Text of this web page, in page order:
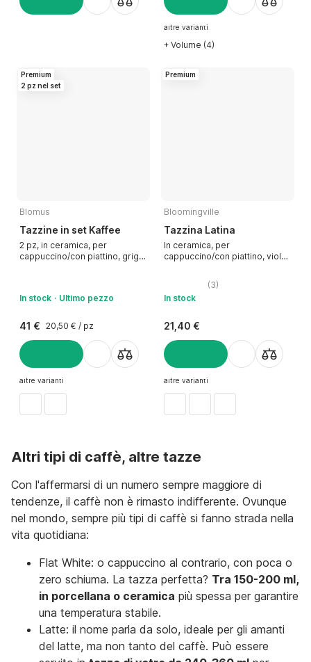
AGGIUNGI
altre varianti
+ Volume (4)
Premium
2 pz nel set
Blomus
Tazzine in set Kaffee
2 pz, in ceramica, per
cappuccino/con piattino, grigio
In stock Ultimo pezzo
41 € 20,50 € / pz
AGGIUNGI
altre varianti
Premium
Bloomingville
Tazzina Latina
In ceramica, per
cappuccino/con piattino, viola,
(3)
In stock
21,40 €
AGGIUNGI
altre varianti
Altri tipi di caffè, altre tazze
Con l'affermarsi di un numero sempre maggiore di
tendenze, il caffè non è rimasto indifferente. Ovunque
nel mondo, sempre più tipi di caffè si fanno strada nella
vita quotidiana:
Flat White: o cappuccino al contrario, con poca o
zero schiuma. La tazza perfetta? Tra 150-200 ml,
in porcellana o ceramica più spessa per garantire
una temperatura stabile.
Latte: il nome parla da solo, ideale per gli amanti
del latte, ma non tanto del caffè. Può essere